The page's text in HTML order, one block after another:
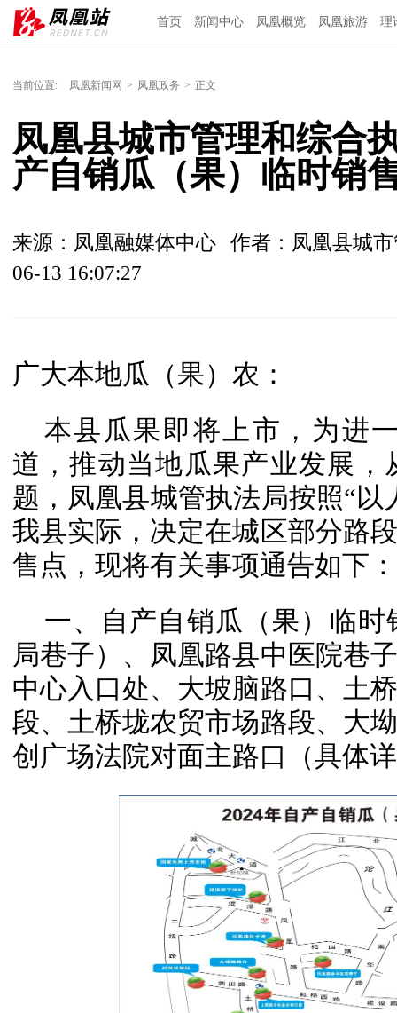
首页 新闻中心 凤凰概览 凤凰旅游 理
当前位置: 凤凰新闻网 > 凤凰政务 > 正文
凤凰县城市管理和综合
产自销瓜（果）临时销
来源：凤凰融媒体中心
作者：凤凰县城
06-13 16:07:27
广大本地瓜（果）农：
本县瓜果即将上市，为进
道，推动当地瓜果产业发展
题，凤凰县城管执法局按照“
我县实际，决定在城区部分路
售点，现将有关事项通告如下：
一、自产自销瓜（果）临
局巷子）、凤凰路县中医院巷
中心入口处、大坡脑路口、土
段、土桥垅农贸市场路段、大
创广场法院对面主路口（具体